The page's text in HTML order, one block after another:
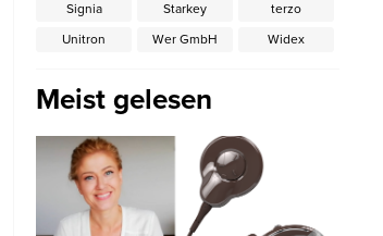
Signia
Starkey
terzo
Unitron
Wer GmbH Widex
Meist gelesen